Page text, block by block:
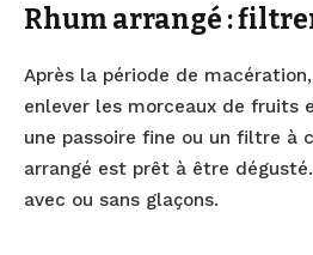
Rhum arrangé :
Après la période de
enlever les morceaux de fruits
une passoire fine ou un filtre à
arrangé est prêt à être
avec ou sans glaçons.